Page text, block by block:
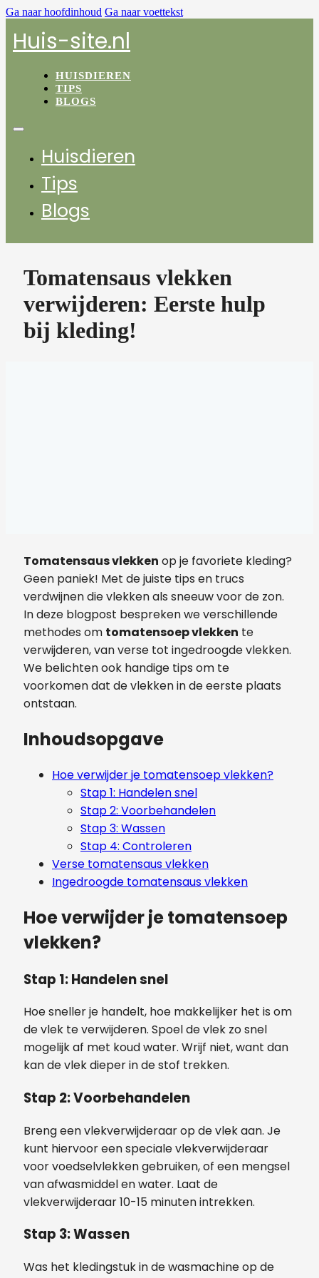
Ga naar hoofdinhoud Ga naar voettekst
Huis-site.nl
HUISDIEREN
TIPS
BLOGS
Huisdieren
Tips
Blogs
Tomatensaus vlekken
verwijderen: Eerste hulp
bij kleding!
Tomatensaus vlekken op je favoriete kleding?
Geen paniek! Met de juiste tips en trucs
verdwijnen die vlekken als sneeuw voor de zon.
In deze blogpost bespreken we verschillende
methodes om tomatensoep vlekken te
verwijderen, van verse tot ingedroogde vlekken.
We belichten ook handige tips om te
voorkomen dat de vlekken in de eerste plaats
ontstaan.
Inhoudsopgave
Hoe verwijder je tomatensoep vlekken?
Stap 1: Handelen snel
Stap 2: Voorbehandelen
Stap 3: Wassen
Stap 4: Controleren
Verse tomatensaus vlekken
Ingedroogde tomatensaus vlekken
Hoe verwijder je tomatensoep
vlekken?
Stap 1: Handelen snel
Hoe sneller je handelt, hoe makkelijker het is om
de vlek te verwijderen. Spoel de vlek zo snel
mogelijk af met koud water. Wrijf niet, want dan
kan de vlek dieper in de stof trekken.
Stap 2: Voorbehandelen
Breng een vlekverwijderaar op de vlek aan. Je
kunt hiervoor een speciale vlekverwijderaar
voor voedselvlekken gebruiken, of een mengsel
van afwasmiddel en water. Laat de
vlekverwijderaar 10-15 minuten intrekken.
Stap 3: Wassen
Was het kledingstuk in de wasmachine op de